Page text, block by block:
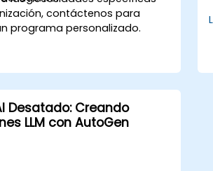
contáctenos para
programa personalizado.
Desatado: Creando
LLM con AutoGen